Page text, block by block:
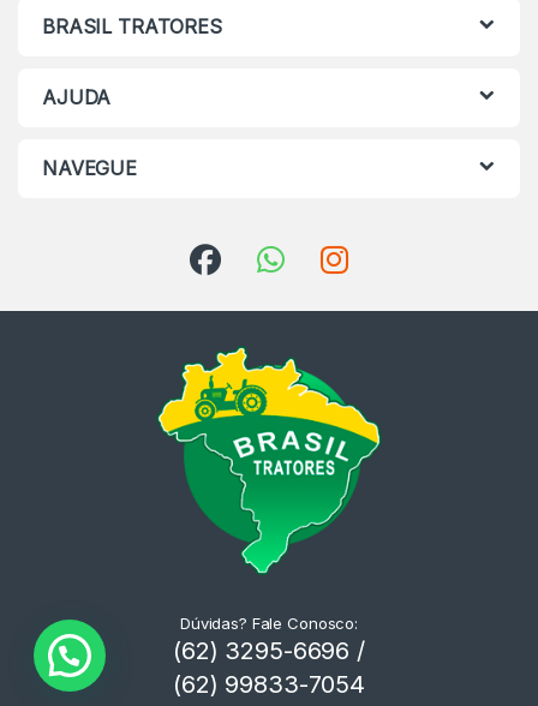
BRASIL TRATORES
AJUDA
NAVEGUE
Dúvidas? Fale Conosco:
(62) 3295-6696 /
(62) 99833-7054